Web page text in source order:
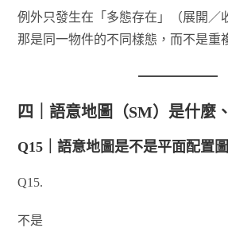
例外只發生在「多態存在」（展開／
那是同一物件的不同樣態，而不是重
四｜語意地圖（SM）是什麼
Q15｜語意地圖是不是平面配置
Q15.
不是